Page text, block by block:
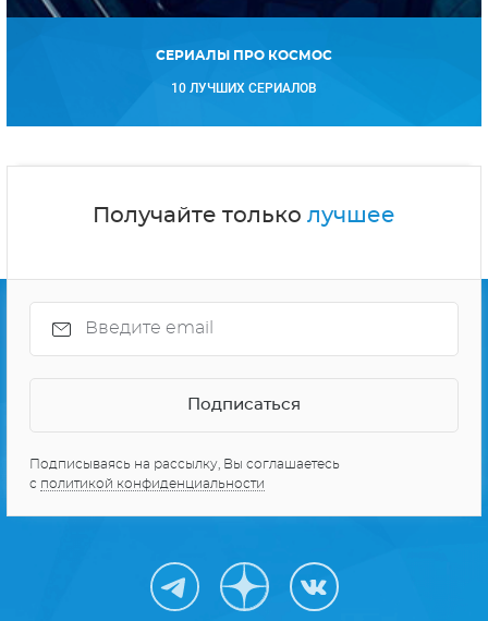
СЕРИАЛЫ ПРО КОСМОС
10 ЛУЧШИХ СЕРИАЛОВ
Получайте только лучшее
Подписываясь на рассылку, Вы соглашаетесь
с политикой конфиденциальности